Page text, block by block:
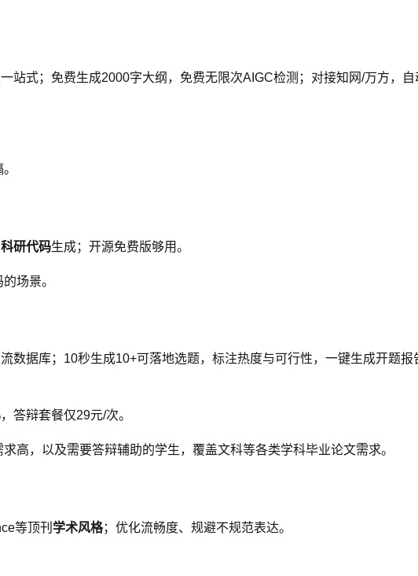
式；免费生成2000字大纲，免费无限次AIGC检测；对接知网/万方，自
研代码生成；开源免费版够用。
场景。
数据库；10秒生成10+可落地选题，标注热度与可行性，一键生成开题
答辩套餐仅29元/次。
高，以及需要答辩辅助的学生，覆盖文科等各类学科毕业论文需求。
等顶刊 学术风格；优化流畅度、规避不规范表达。